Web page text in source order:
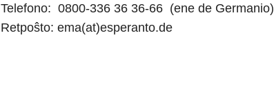
Telefono: 0800-336 36 36-66 (ene de Germanio)
Retpoŝto: ema(at)esperanto.de